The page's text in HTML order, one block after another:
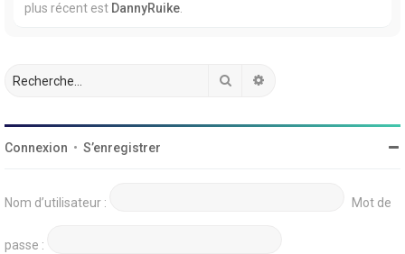
plus récent est DannyRuike
Rechercher
Connexion • S’enregistrer
Nom d’utilisateur : Mot de
passe :